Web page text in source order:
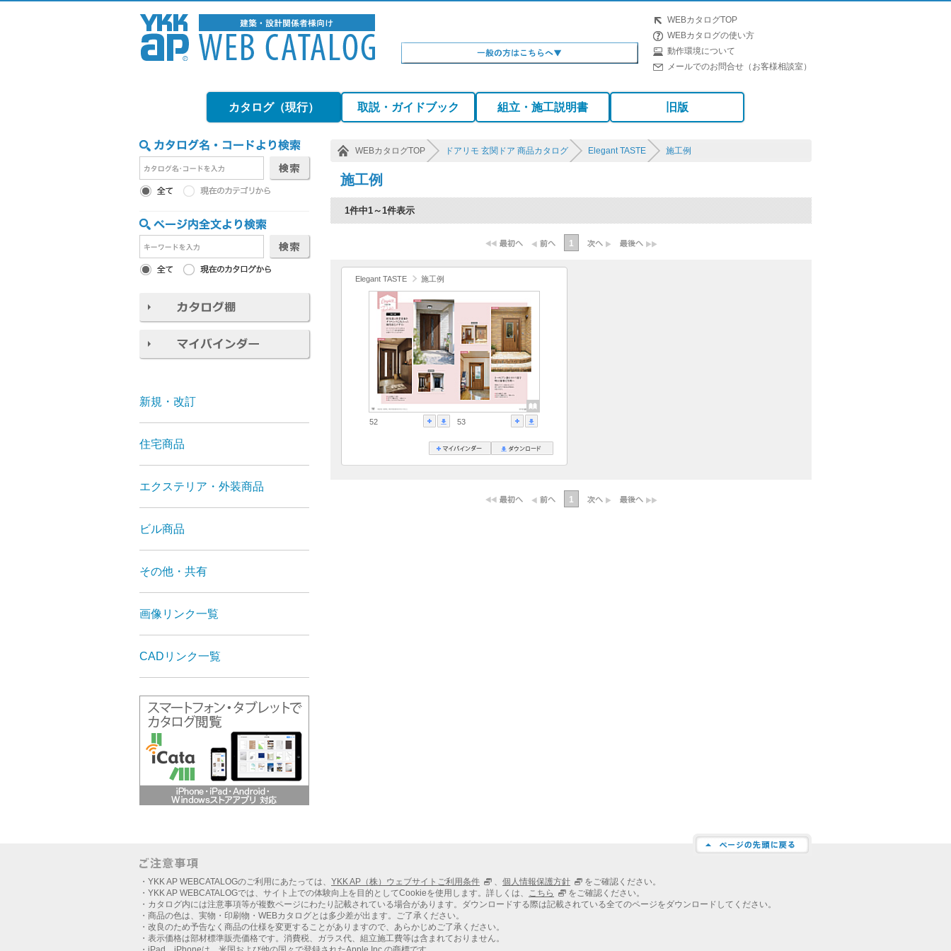
WEBカタログTOP
WEBカタログの使い方
動作環境について
メールでのお問合せ（お客様相談室）
カタログ（現行） 取説・ガイドブック 組立・施工説明書 旧版
WEBカタログTOP ドアリモ 玄関ドア 商品カタログ Elegant TASTE 施工例
施工例
1件中1～1件表示
1
Elegant TASTE 施工例
52 53
1
新規・改訂
住宅商品
エクステリア・外装商品
ビル商品
その他・共有
画像リンク一覧
CADリンク一覧
・YKK AP WEBCATALOGのご利用にあたっては、 YKK AP（株）ウェブサイトご利用条件 、 個人情報保護方針
をご確認ください。
・YKK AP WEBCATALOGでは、サイト上での体験向上を目的としてCookieを使用します。詳しくは、 こちら
をご確認ください。
・カタログ内には注意事項等が複数ページにわたり記載されている場合があります。ダウンロードする際は記載されている全てのページをダウンロードしてください。
・商品の色は、実物・印刷物・WEBカタログとは多少差が出ます。ご了承ください。
・改良のため予告なく商品の仕様を変更することがありますので、あらかじめご了承ください。
・表示価格は部材標準販売価格です。消費税、ガラス代、組立施工費等は含まれておりません。